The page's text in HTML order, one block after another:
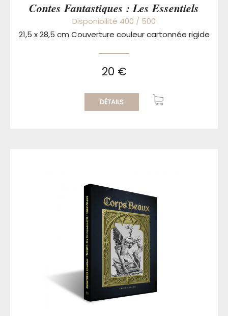
Contes Fantastiques : Les Essentiels
Disponibilité 400 / 500
21,5 x 28,5 cm Couverture couleur cartonnée rigide
20 €
DÉTAILS